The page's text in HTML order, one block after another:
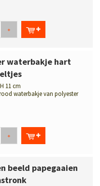
+
waterbakje hart
11 cm
waterbakje van polyester
+
beeld papegaaien